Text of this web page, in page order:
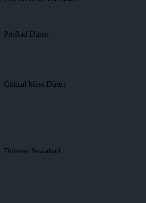
ProRad Düren
Critical Mass Düren
Dürener Sozialrad